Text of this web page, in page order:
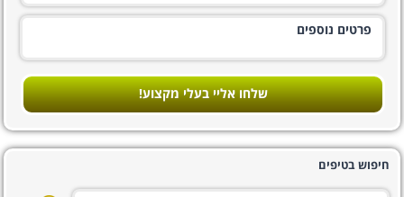
שלחו אליי בעלי מקצוע!
חיפוש בטיפים